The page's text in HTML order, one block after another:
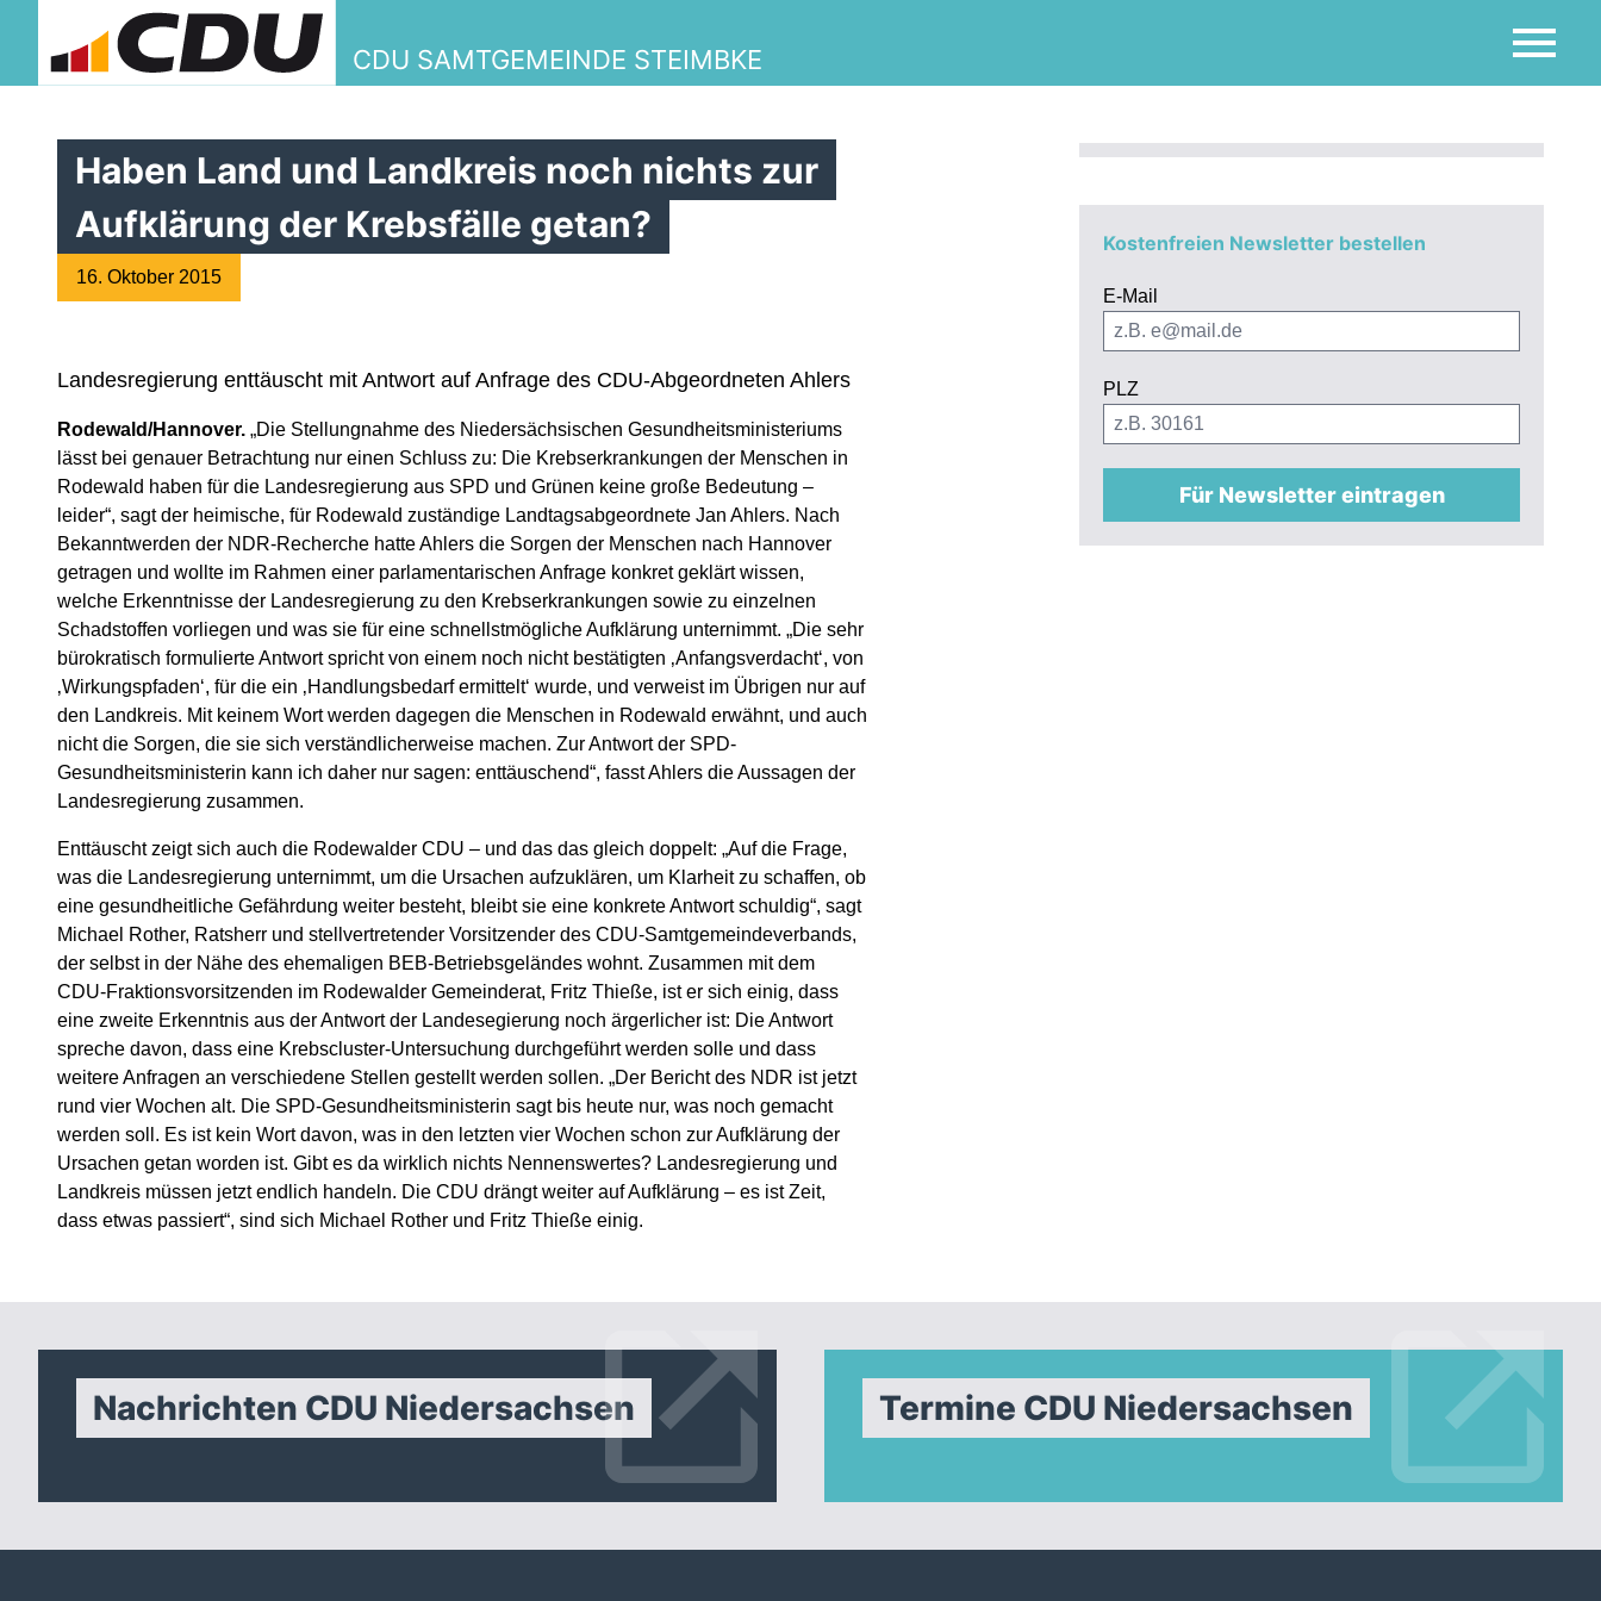
CDU SAMTGEMEINDE STEIMBKE
Kostenfreien Newsletter bestellen
E-Mail
PLZ
Für Newsletter eintragen
Haben Land und Landkreis noch nichts zur
Aufklärung der Krebsfälle getan?
16. Oktober 2015
Landesregierung enttäuscht mit Antwort auf Anfrage des CDU-Abgeordneten Ahlers
Rodewald/Hannover. „Die Stellungnahme des Niedersächsischen Gesundheitsministeriums
lässt bei genauer Betrachtung nur einen Schluss zu: Die Krebserkrankungen der Menschen in
Rodewald haben für die Landesregierung aus SPD und Grünen keine große Bedeutung –
leider“, sagt der heimische, für Rodewald zuständige Landtagsabgeordnete Jan Ahlers. Nach
Bekanntwerden der NDR-Recherche hatte Ahlers die Sorgen der Menschen nach Hannover
getragen und wollte im Rahmen einer parlamentarischen Anfrage konkret geklärt wissen,
welche Erkenntnisse der Landesregierung zu den Krebserkrankungen sowie zu einzelnen
Schadstoffen vorliegen und was sie für eine schnellstmögliche Aufklärung unternimmt. „Die sehr
bürokratisch formulierte Antwort spricht von einem noch nicht bestätigten ‚Anfangsverdacht‘, von
‚Wirkungspfaden‘, für die ein ‚Handlungsbedarf ermittelt‘ wurde, und verweist im Übrigen nur auf
den Landkreis. Mit keinem Wort werden dagegen die Menschen in Rodewald erwähnt, und auch
nicht die Sorgen, die sie sich verständlicherweise machen. Zur Antwort der SPD-
Gesundheitsministerin kann ich daher nur sagen: enttäuschend“, fasst Ahlers die Aussagen der
Landesregierung zusammen.
Enttäuscht zeigt sich auch die Rodewalder CDU – und das das gleich doppelt: „Auf die Frage,
was die Landesregierung unternimmt, um die Ursachen aufzuklären, um Klarheit zu schaffen, ob
eine gesundheitliche Gefährdung weiter besteht, bleibt sie eine konkrete Antwort schuldig“, sagt
Michael Rother, Ratsherr und stellvertretender Vorsitzender des CDU-Samtgemeindeverbands,
der selbst in der Nähe des ehemaligen BEB-Betriebsgeländes wohnt. Zusammen mit dem
CDU-Fraktionsvorsitzenden im Rodewalder Gemeinderat, Fritz Thieße, ist er sich einig, dass
eine zweite Erkenntnis aus der Antwort der Landesegierung noch ärgerlicher ist: Die Antwort
spreche davon, dass eine Krebscluster-Untersuchung durchgeführt werden solle und dass
weitere Anfragen an verschiedene Stellen gestellt werden sollen. „Der Bericht des NDR ist jetzt
rund vier Wochen alt. Die SPD-Gesundheitsministerin sagt bis heute nur, was noch gemacht
werden soll. Es ist kein Wort davon, was in den letzten vier Wochen schon zur Aufklärung der
Ursachen getan worden ist. Gibt es da wirklich nichts Nennenswertes? Landesregierung und
Landkreis müssen jetzt endlich handeln. Die CDU drängt weiter auf Aufklärung – es ist Zeit,
dass etwas passiert“, sind sich Michael Rother und Fritz Thieße einig.
Nachrichten CDU Niedersachsen Termine CDU Niedersachsen